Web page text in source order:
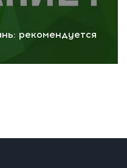
рекомендуется